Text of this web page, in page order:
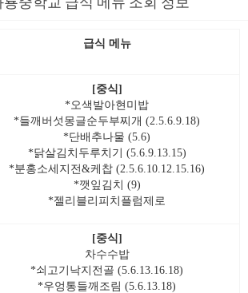
급식 메뉴
[중식]
*오색발아현미밥
*들깨버섯몽글순두부찌개 (2.5.6.9.18)
*단배추나물 (5.6)
*닭살김치두루치기 (5.6.9.13.15)
*분홍소세지전&케찹 (2.5.6.10.12.15.16)
*깻잎김치 (9)
*젤리블리피치플럼제로
[중식]
차수수밥
*쇠고기낙지전골 (5.6.13.16.18)
*우엉통들깨조림 (5.6.13.18)